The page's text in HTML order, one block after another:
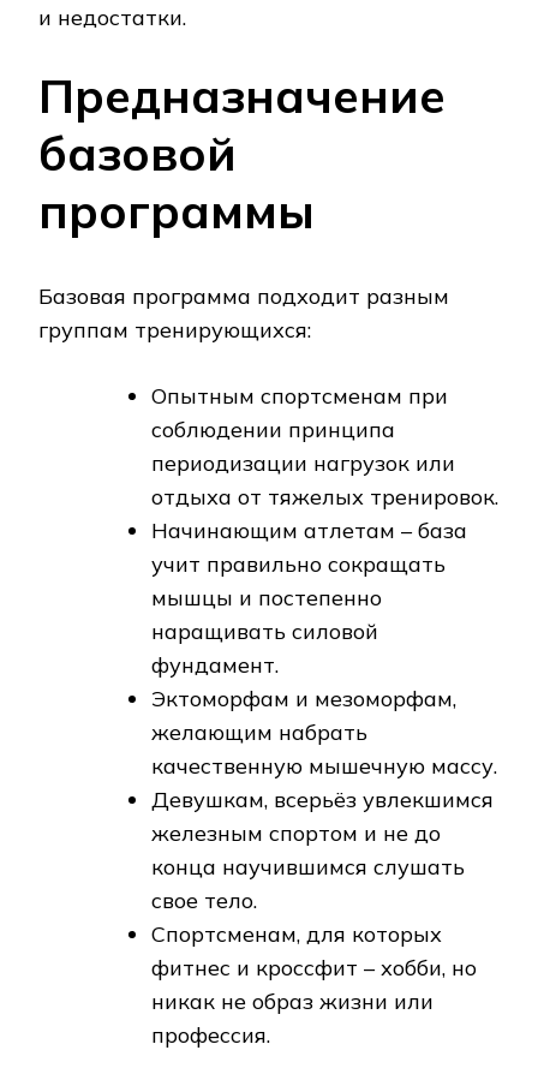
и недостатки.
Предназначение
базовой
программы
Базовая программа подходит разным
группам тренирующихся:
Опытным спортсменам при
соблюдении принципа
периодизации нагрузок или
отдыха от тяжелых тренировок.
Начинающим атлетам – база
учит правильно сокращать
мышцы и постепенно
наращивать силовой
фундамент.
Эктоморфам и мезоморфам,
желающим набрать
качественную мышечную массу.
Девушкам, всерьёз увлекшимся
железным спортом и не до
конца научившимся слушать
свое тело.
Спортсменам, для которых
фитнес и кроссфит – хобби, но
никак не образ жизни или
профессия.